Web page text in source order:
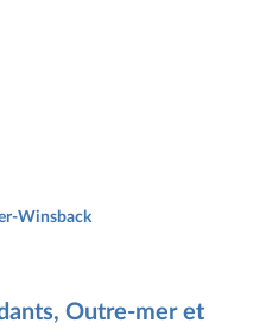
Winsback
Outre-mer et